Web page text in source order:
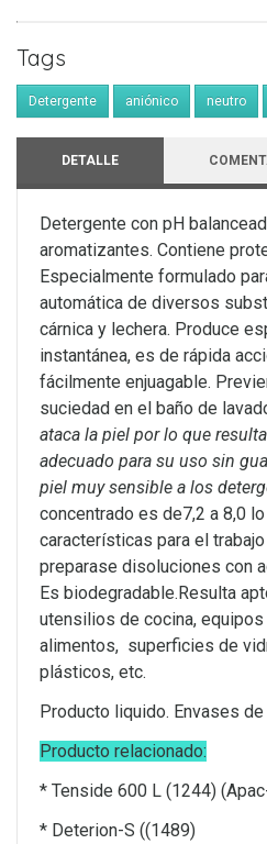
Tags
Detergente aniónico neutro
DETALLE
Detergente con pH
aromatizantes. Contiene
Especialmente formulado
automática de diversos
cárnica y lechera. Produce
instantánea, es de rápida
fácilmente enjuagable.
suciedad en el baño de
ataca la piel por lo que
adecuado para su uso sin
piel muy sensible a los
concentrado es de7,2 a 8,0
características para el
preparase disoluciones con
Es biodegradable.Resulta
utensilios de cocina, equipos
alimentos, superficies de
plásticos, etc.
Producto liquido. Envases
Producto relacionado:
* Tenside 600 L (1244)
* Deterion-S ((1489)